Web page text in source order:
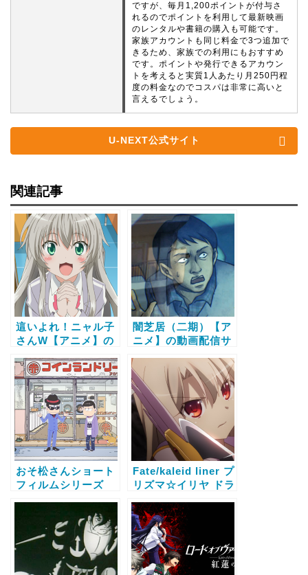
ですが、毎月1,200ポイントが付与さ
れるのでポイントを利用して最新映画
のレンタルや書籍の購入も可能です。
家族アカウントも同じ料金で3つ追加で
きるため、家族での利用にもおすすめ
です。ポイントや発行できるアカウン
トを考えると実質1人あたり月250円程
度の料金なのでコスパは非常に高いと
言えるでしょう。
U-NEXT公式サイト
関連記事
這いよれ！ニャル子
さんW【アニメ】の
較と無料で全話視聴
する方法
闇芝居（二期）【ア
ニメ】の動画配信サ
全話視聴する方法
おそ松さんショート
フィルムシリーズ
信サービス比較と無
料で全話視聴する方
法
Fate/kaleid liner プ
リズマ☆イリヤ ドラ
画配信サービス比較
と無料で全話視聴す
る方法